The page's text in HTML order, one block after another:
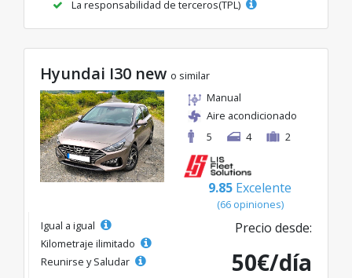
La responsabilidad de terceros(TPL)
Hyundai I30 new o similar
Manual
Aire acondicionado
5
4 2
9.85 Excelente
(66 opiniones)
Igual a igual
Kilometraje ilimitado
Reunirse y Saludar
Precio desde:
50€/día